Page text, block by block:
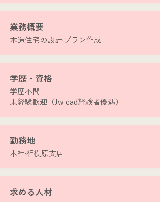
​業務概要
木造住宅の設計·プラン作成
​学歴・資格
​学歴不問
未経験歓迎（Jw cad経験者優遇）
​勤務地
本社·相模原支店
​求める人材